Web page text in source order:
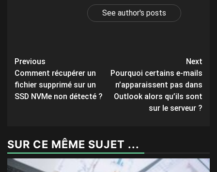
See author's posts
Post
navigation
Previous
Comment récupérer un
fichier supprimé sur un
SSD NVMe non détecté ?
Next
Pourquoi certains e-mails
n’apparaissent pas dans
Outlook alors qu’ils sont
sur le serveur ?
SUR CE MÊME SUJET ...